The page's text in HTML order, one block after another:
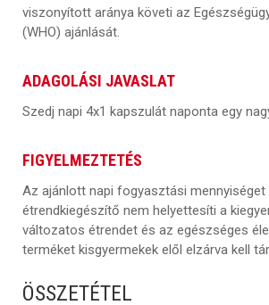
viszonyított aránya követi az
(WHO) ajánlását.
ADAGOLÁSI JAVASLAT
Szedj napi 4x1 kapszulát naponta egy
FIGYELMEZTETÉS
Az ajánlott napi fogyasztási mennyiséget
étrendkiegészítő nem helyettesíti a
változatos étrendet és az egészséges
terméket kisgyermekek elől elzárva kell
ÖSSZETÉTEL